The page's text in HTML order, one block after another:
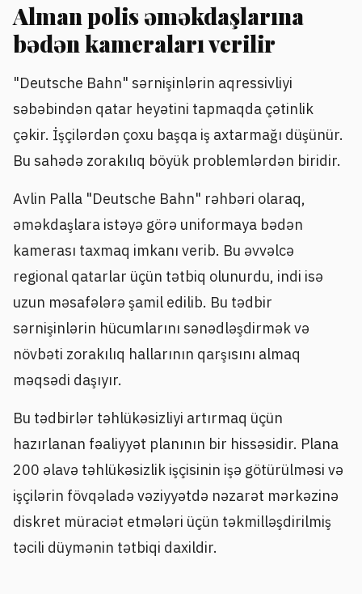
Alman polis əməkdaşlarına
bədən kameraları verilir
"Deutsche Bahn" sərnişinlərin aqressivliyi
səbəbindən qatar heyətini tapmaqda çətinlik
çəkir. İşçilərdən çoxu başqa iş axtarmağı düşünür.
Bu sahədə zorakılıq böyük problemlərdən biridir.
Avlin Palla "Deutsche Bahn" rəhbəri olaraq,
əməkdaşlara istəyə görə uniformaya bədən
kamerası taxmaq imkanı verib. Bu əvvəlcə
regional qatarlar üçün tətbiq olunurdu, indi isə
uzun məsafələrə şamil edilib. Bu tədbir
sərnişinlərin hücumlarını sənədləşdirmək və
növbəti zorakılıq hallarının qarşısını almaq
məqsədi daşıyır.
Bu tədbirlər təhlükəsizliyi artırmaq üçün
hazırlanan fəaliyyət planının bir hissəsidir. Plana
200 əlavə təhlükəsizlik işçisinin işə götürülməsi və
işçilərin fövqəladə vəziyyətdə nəzarət mərkəzinə
diskret müraciət etmələri üçün təkmilləşdirilmiş
təcili düymənin tətbiqi daxildir.